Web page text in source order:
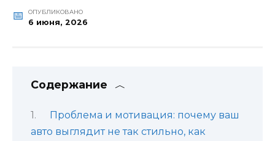
ОПУБЛИКОВАНО
6 июня, 2026
Содержание
Проблема и мотивация: почему ваш
авто выглядит не так стильно, как